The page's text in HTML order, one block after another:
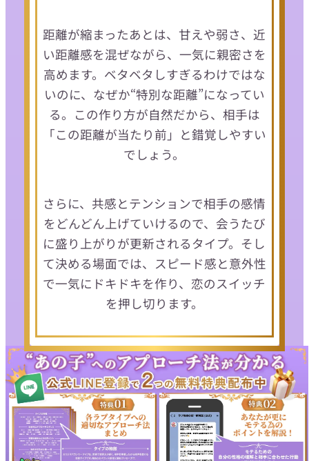
距離が縮まったあとは、甘えや弱さ、近
い距離感を混ぜながら、一気に親密さを
高めます。ベタベタしすぎるわけではな
いのに、なぜか“特別な距離”になってい
る。この作り方が自然だから、相手は
「この距離が当たり前」と錯覚しやすい
でしょう。
さらに、共感とテンションで相手の感情
をどんどん上げていけるので、会うたび
に盛り上がりが更新されるタイプ。そし
て決める場面では、スピード感と意外性
で一気にドキドキを作り、恋のスイッチ
を押し切ります。